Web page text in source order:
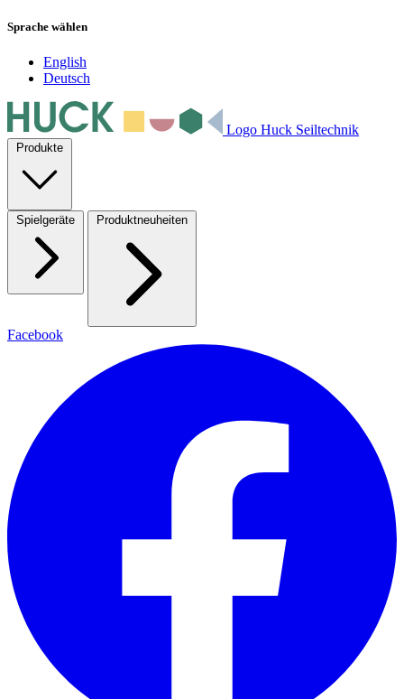
Sprache wählen
English
Deutsch
Logo Huck Seiltechnik
Produkte
Spielgeräte Produktneuheiten
Facebook